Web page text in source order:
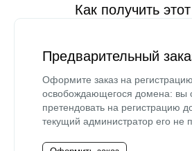
Как получить
Предварительный
Оформите заказ на регистрацию
освобождающегося домена: вы
претендовать на регистрацию
текущий администратор его не